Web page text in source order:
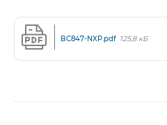
BC847-NXP.pdf 125,8 кБ